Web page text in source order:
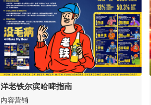
洋老铁尔滨哈啤指南
内容营销